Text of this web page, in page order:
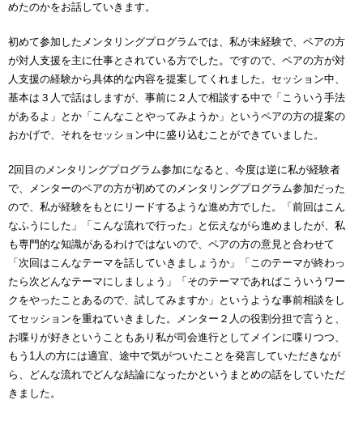
めたのかをお話していきます。
初めて参加したメンタリングプログラムでは、私が未経験で、ペアの方
が対人支援を主に仕事とされている方でした。ですので、ペアの方が対
人支援の経験から具体的な内容を提案してくれました。セッション中、
基本は３人で話はしますが、事前に２人で相談する中で「こういう手法
があるよ」とか「こんなことやってみようか」というペアの方の提案の
おかげで、それをセッション中に盛り込むことができていました。
2回目のメンタリングプログラム参加になると、今度は逆に私が経験者
で、メンターのペアの方が初めてのメンタリングプログラム参加だった
ので、私が経験をもとにリードするような進め方でした。「前回はこん
なふうにした」「こんな流れで行った」と伝えながら進めましたが、私
も専門的な知識があるわけではないので、ペアの方の意見と合わせて
「次回はこんなテーマを話していきましょうか」「このテーマが終わっ
たら次どんなテーマにしましょう」「そのテーマであればこういうワー
クをやったことあるので、試してみますか」というような事前相談をし
てセッションを重ねていきました。メンター２人の役割分担で言うと、
お喋りが好きということもあり私が司会進行としてメインに喋りつつ、
もう1人の方には適宜、途中で気がついたことを発言していただきなが
ら、どんな流れでどんな結論になったかというまとめの話をしていただ
きました。